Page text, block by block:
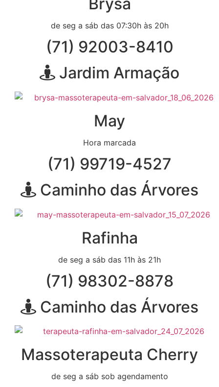
Brysa
de seg a sáb das 07:30h às 20h
(71) 92003-8410
Jardim Armação
May
Hora marcada
(71) 99719-4527
Caminho das Árvores
Rafinha
de seg a sáb das 11h às 21h
(71) 98302-8878
Caminho das Árvores
Massoterapeuta Cherry
de seg a sáb sob agendamento